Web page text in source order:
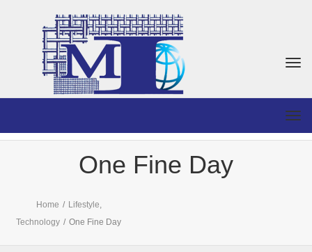
One Fine Day
Home / Lifestyle,
Technology / One Fine Day